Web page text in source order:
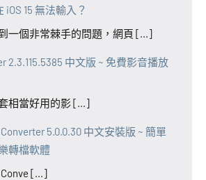
15 無法輸入？
一個非常棘手的問題，網頁 [...]
2.3.115.5385 中文版 ~ 免費影音播放
相當好用的影 [...]
5.0.0.30 中文安裝版 ~ 簡單
轉檔軟體
[...]